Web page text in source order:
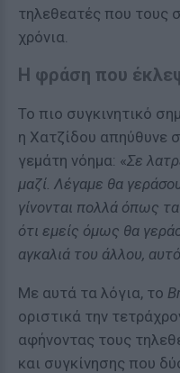
τηλεθεατές που τους
χρόνια.
Η φράση που
Το πιο συγκινητικό
η Χατζίδου απηύθυνε
γεμάτη νόημα: «Σε
μαζί. Λέγαμε θα
γίνονται πολλά όπως
ότι εμείς όμως θα
αγκαλιά του άλλου,
Με αυτά τα λόγια, το
οριστικά την
αφήνοντας τους
και συγκίνησης που